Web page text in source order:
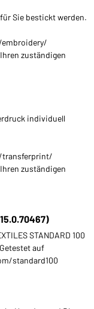
Sie bestickt werden.
zuständigen
individuell
transferprint/
zuständigen
STANDARD 100
auf
standard100